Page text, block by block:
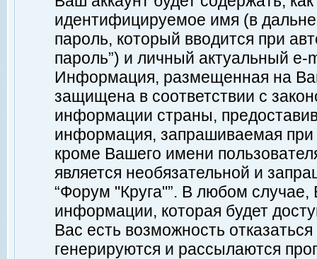
идентифицируемое имя (в
пароль, который вводится при
пароль”) и личный актуальный
Информация, размещенная на
защищена в соответствии с
информации страны,
информация, запрашиваемая при
кроме Вашего имени
является необязательной и
“Форум "Круга"”. В любом
информации, которая будет
Вас есть возможность
генерируются и рассылаются